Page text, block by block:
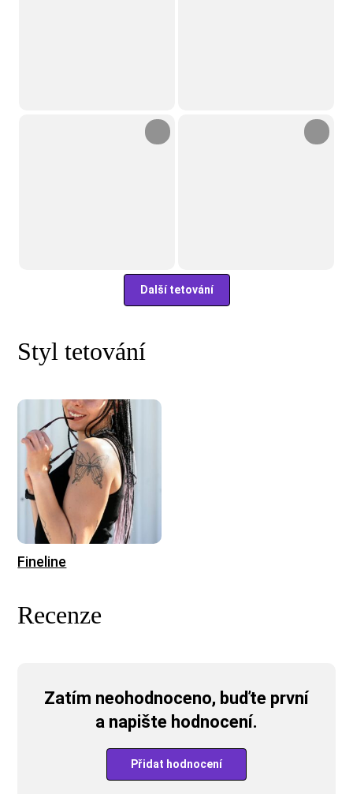
Další tetování
Styl tetování
Fineline
Recenze
Zatím neohodnoceno, buďte první
a napište hodnocení.
Přidat hodnocení